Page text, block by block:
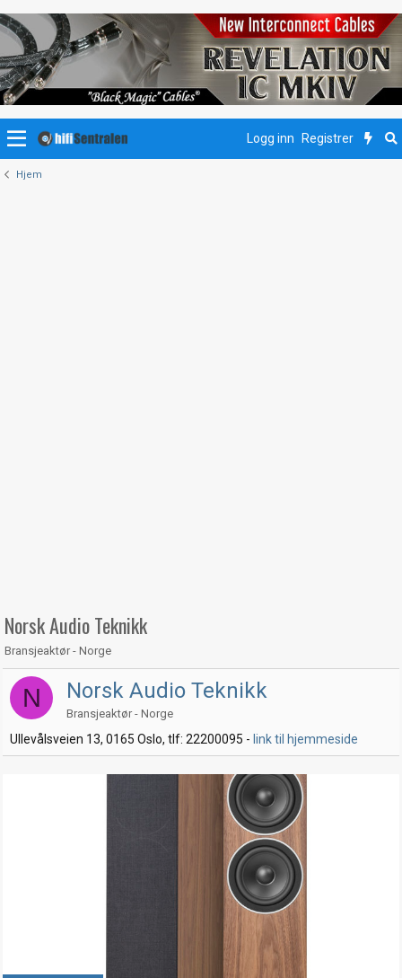
Logg inn Registrer
Hjem
Norsk Audio Teknikk
Bransjeaktør - Norge
N Norsk Audio Teknikk
Bransjeaktør - Norge
Ullevålsveien 13, 0165 Oslo, tlf: 22200095 - link til hjemmeside